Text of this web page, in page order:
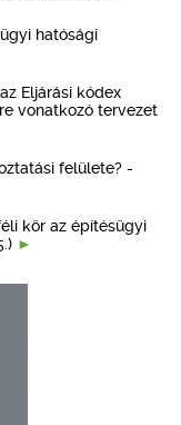
hatósági
Eljárási kódex
vonatkozó tervezet
felülete? -
kör az építésügyi